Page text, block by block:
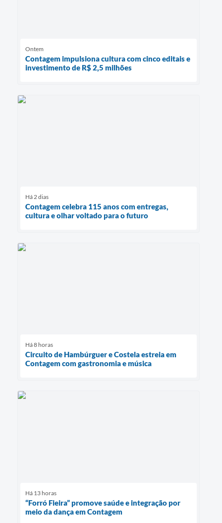
Ontem
Contagem impulsiona cultura com cinco editais e
investimento de R$ 2,5 milhões
Há 2 dias
Contagem celebra 115 anos com entregas,
cultura e olhar voltado para o futuro
Há 8 horas
Circuito de Hambúrguer e Costela estreia em
Contagem com gastronomia e música
Há 13 horas
“Forró Fieira” promove saúde e integração por
meio da dança em Contagem